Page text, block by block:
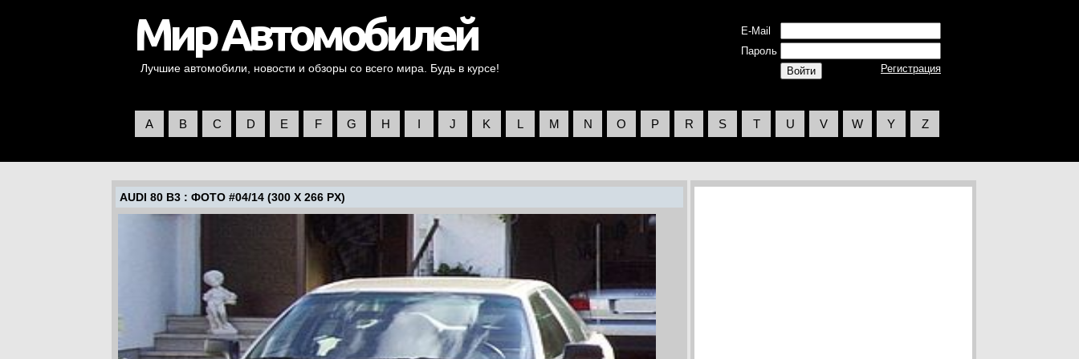
Лучшие автомобили, новости и обзоры со всего мира. Будь в курсе!
E-Mail
Пароль
Регистрация
A B C D E F G H I J K L M N O P R S T U V W Y Z
AUDI 80 B3: ФОТО #04/14 (300 X 266 PX)